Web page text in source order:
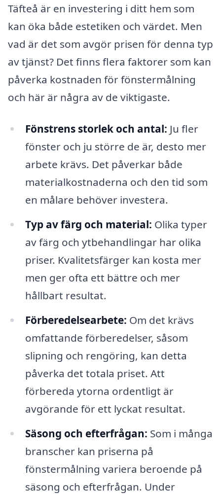
Täfteå är en investering i ditt hem som
kan öka både estetiken och värdet. Men
vad är det som avgör prisen för denna typ
av tjänst? Det finns flera faktorer som kan
påverka kostnaden för fönstermålning
och här är några av de viktigaste.
Fönstrens storlek och antal: Ju fler
fönster och ju större de är, desto mer
arbete krävs. Det påverkar både
materialkostnaderna och den tid som
en målare behöver investera.
Typ av färg och material: Olika typer
av färg och ytbehandlingar har olika
priser. Kvalitetsfärger kan kosta mer
men ger ofta ett bättre och mer
hållbart resultat.
Förberedelsearbete: Om det krävs
omfattande förberedelser, såsom
slipning och rengöring, kan detta
påverka det totala priset. Att
förbereda ytorna ordentligt är
avgörande för ett lyckat resultat.
Säsong och efterfrågan: Som i många
branscher kan priserna på
fönstermålning variera beroende på
säsong och efterfrågan. Under